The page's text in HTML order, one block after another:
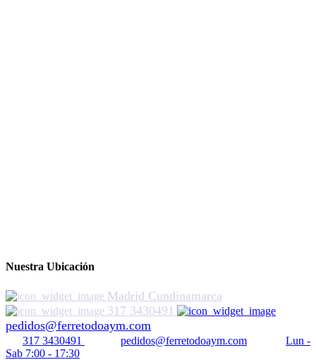
Nuestra Ubicación
Madrid Cundinamarca
317 3430491
pedidos@ferretodoaym.com
317 3430491 pedidos@ferretodoaym.com
Lun -
Sab 7:00 - 17:30